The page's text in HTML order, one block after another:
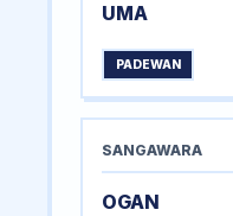
UMA
PADEWAN
SANGAWARA
OGAN